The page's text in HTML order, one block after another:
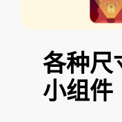
各种尺
小组件